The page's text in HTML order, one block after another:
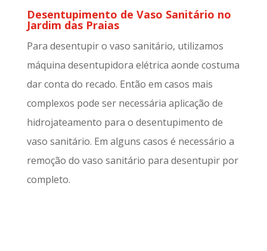
Desentupimento de Vaso Sanitário no
Jardim das Praias
Para desentupir o vaso sanitário, utilizamos
máquina desentupidora elétrica aonde costuma
dar conta do recado. Então em casos mais
complexos pode ser necessária aplicação de
hidrojateamento para o desentupimento de
vaso sanitário. Em alguns casos é necessário a
remoção do vaso sanitário para desentupir por
completo.